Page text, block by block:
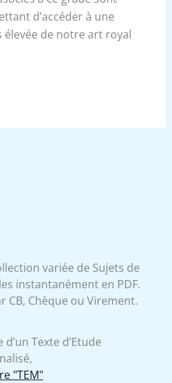
d’accéder à une
de notre art royal
variée de Sujets de
instantanément en PDF.
CB, Chèque ou Virement.
Texte d’Etude
"TEM"